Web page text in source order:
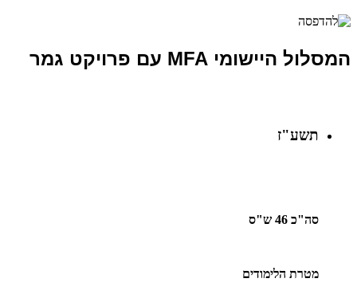
המסלול היישומי MFA עם פרויקט גמר
תשע"ז
סה"כ 46 ש"ס
מטרת הלימודים